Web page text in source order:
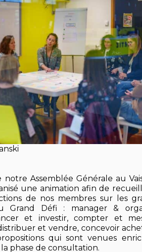
notre Assemblée Générale au
une animation afin de
de nos membres sur les
Grand Défi : manager &
et investir, compter et
et vendre, concevoir
qui sont venues
phase de consultation.